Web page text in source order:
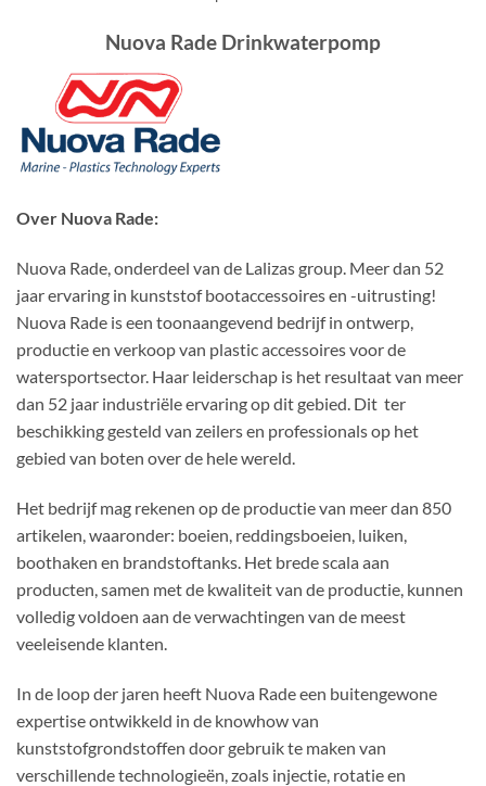
Nuova Rade Drinkwaterpomp
Over Nuova Rade:
Nuova Rade, onderdeel van de Lalizas group. Meer dan 52
jaar ervaring in kunststof bootaccessoires en -uitrusting!
Nuova Rade is een toonaangevend bedrijf in ontwerp,
productie en verkoop van plastic accessoires voor de
watersportsector. Haar leiderschap is het resultaat van meer
dan 52 jaar industriële ervaring op dit gebied. Dit ter
beschikking gesteld van zeilers en professionals op het
gebied van boten over de hele wereld.
Het bedrijf mag rekenen op de productie van meer dan 850
artikelen, waaronder: boeien, reddingsboeien, luiken,
boothaken en brandstoftanks. Het brede scala aan
producten, samen met de kwaliteit van de productie, kunnen
volledig voldoen aan de verwachtingen van de meest
veeleisende klanten.
In de loop der jaren heeft Nuova Rade een buitengewone
expertise ontwikkeld in de knowhow van
kunststofgrondstoffen door gebruik te maken van
verschillende technologieën, zoals injectie, rotatie en